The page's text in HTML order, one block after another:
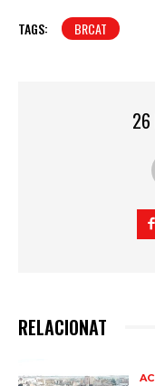
TAGS: BRCAT
26
RELACIONAT